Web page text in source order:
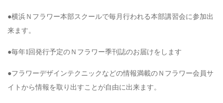
●横浜Ｎフラワー本部スクールで毎月行われる本部講習会に参加出
来ます。
●毎年1回発行予定のＮフラワー季刊誌のお届けをします
●フラワーデザインテクニックなどの情報満載のＮフラワー会員サ
イトから情報を取り出すことが自由に出来ます。